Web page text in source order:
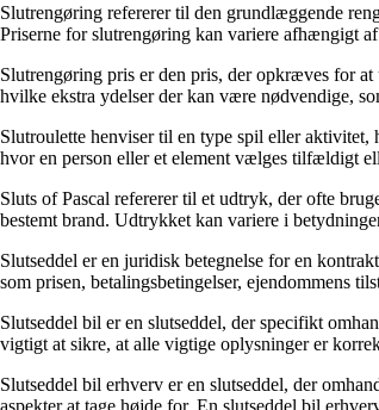
Slutrengøring refererer til den grundlæggende
Priserne for slutrengøring kan variere afhængigt
Slutrengøring pris er den pris, der opkræves for
hvilke ekstra ydelser der kan være nødvendige,
Slutroulette henviser til en type spil eller
hvor en person eller et element vælges tilfældigt
Sluts of Pascal refererer til et udtryk, der ofte
bestemt brand. Udtrykket kan variere i
Slutseddel er en juridisk betegnelse for en
som prisen, betalingsbetingelser, ejendommens
Slutseddel bil er en slutseddel, der specifikt
vigtigt at sikre, at alle vigtige oplysninger er
Slutseddel bil erhverv er en slutseddel, der
aspekter at tage højde for. En slutseddel bil